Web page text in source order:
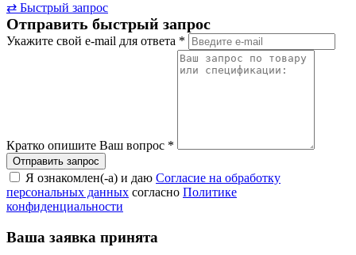
⇄ Быстрый запрос
Отправить быстрый запрос
Укажите свой e-mail для ответа *
Кратко опишите Ваш вопрос *
Я ознакомлен(-а) и даю Согласие на обработку
персональных данных согласно Политике
конфиденциальности
Ваша заявка принята